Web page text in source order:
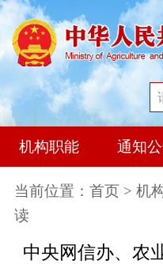
机构职能 通知
当前位置： 首页 > 机
读
中央网信办、农